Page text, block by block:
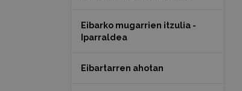
Eibarko mugarrien itzulia -
Iparraldea
Eibartarren ahotan